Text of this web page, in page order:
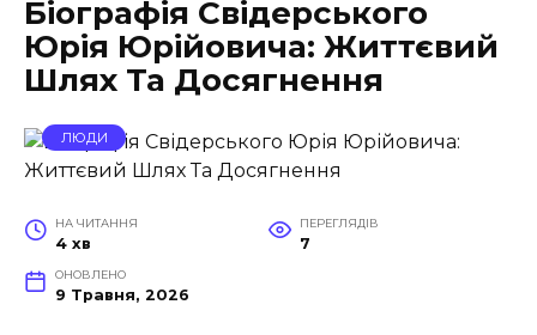
Біографія Свідерського
Юрія Юрійовича: Життєвий
Шлях Та Досягнення
ЛЮДИ
НА ЧИТАННЯ
4 хв
ПЕРЕГЛЯДІВ
7
ОНОВЛЕНО
9 Травня, 2026